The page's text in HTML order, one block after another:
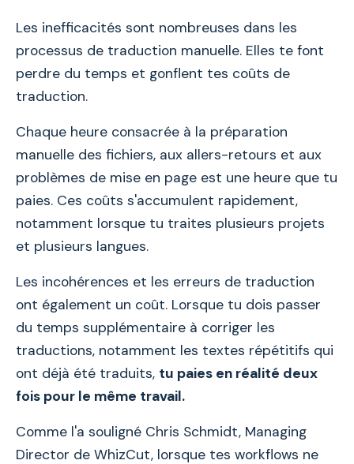
Les inefficacités sont nombreuses dans les
processus de traduction manuelle. Elles te font
perdre du temps et gonflent tes coûts de
traduction.
Chaque heure consacrée à la préparation
manuelle des fichiers, aux allers-retours et aux
problèmes de mise en page est une heure que tu
paies. Ces coûts s'accumulent rapidement,
notamment lorsque tu traites plusieurs projets
et plusieurs langues.
Les incohérences et les erreurs de traduction
ont également un coût. Lorsque tu dois passer
du temps supplémentaire à corriger les
traductions, notamment les textes répétitifs qui
ont déjà été traduits, tu paies en réalité deux
fois pour le même travail.
Comme l'a souligné Chris Schmidt, Managing
Director de WhizCut, lorsque tes workflows ne